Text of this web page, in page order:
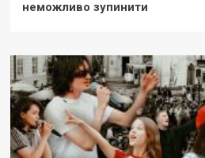
неможливо зупинити